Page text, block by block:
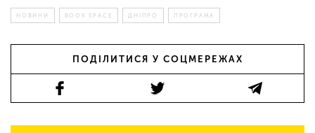
НОВИНИ BOOK SPACE ДНІПРО ПРОГРАМА
ПОДІЛИТИСЯ У СОЦМЕРЕЖАХ